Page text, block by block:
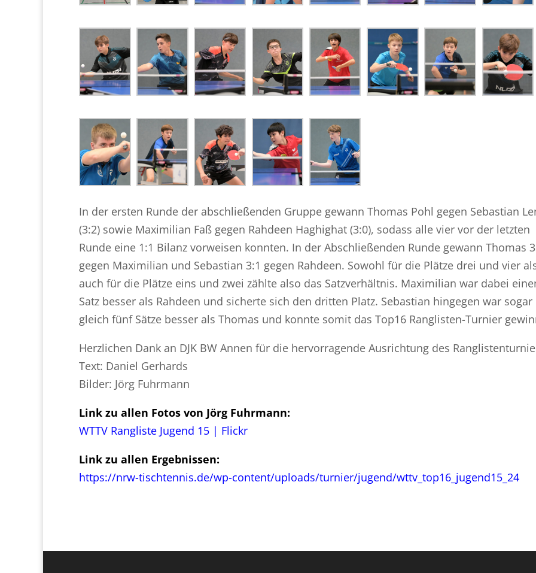
In der ersten Runde der abschließenden Gruppe gewann Thomas Pohl gegen Sebastian
(3:2) sowie Maximilian Faß gegen Rahdeen Haghighat (3:0), sodass alle vier vor der letzten
Runde eine 1:1 Bilanz vorweisen konnten. In der Abschließenden Runde gewann Thomas
gegen Maximilian und Sebastian 3:1 gegen Rahdeen. Sowohl für die Plätze drei und vier
auch für die Plätze eins und zwei zählte also das Satzverhältnis. Maximilian war dabei
Satz besser als Rahdeen und sicherte sich den dritten Platz. Sebastian hingegen war sogar
gleich fünf Sätze besser als Thomas und konnte somit das Top16 Ranglisten-Turnier
Herzlichen Dank an DJK BW Annen für die hervorragende Ausrichtung des
Text: Daniel Gerhards
Bilder: Jörg Fuhrmann
Link zu allen Fotos von Jörg Fuhrmann:
WTTV Rangliste Jugend 15 | Flickr
Link zu allen Ergebnissen:
https://nrw-tischtennis.de/wp-content/uploads/turnier/jugend/wttv_top16_jugend15_24